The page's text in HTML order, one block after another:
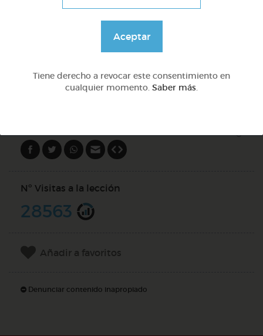
Preguntas con qué
@Webparaelespanol
Nº Visitas a la lección
28563
Añadir a favoritos
Denunciar contenido inapropiado
Aceptar
Tiene derecho a revocar este consentimiento en
cualquier momento. Saber más.